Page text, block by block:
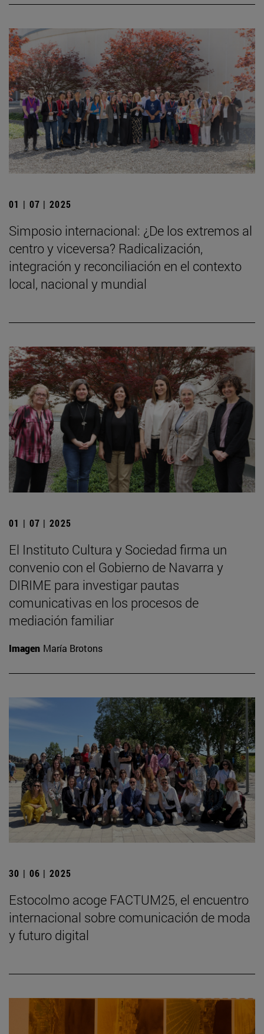
01 | 07 | 2025
Simposio internacional: ¿De los extremos al
centro y viceversa? Radicalización,
integración y reconciliación en el contexto
local, nacional y mundial
01 | 07 | 2025
El Instituto Cultura y Sociedad firma un
convenio con el Gobierno de Navarra y
DIRIME para investigar pautas
comunicativas en los procesos de
mediación familiar
Imagen María Brotons
30 | 06 | 2025
Estocolmo acoge FACTUM25, el encuentro
internacional sobre comunicación de moda
y futuro digital